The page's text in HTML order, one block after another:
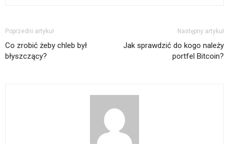
Poprzedni artykuł
Co zrobić żeby chleb był
błyszczący?
Następny artykuł
Jak sprawdzić do kogo należy
portfel Bitcoin?